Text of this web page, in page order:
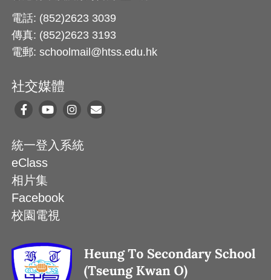
電話: (852)2623 3039
傳真: (852)2623 3193
電郵: schoolmail@htss.edu.hk
社交媒體
統一登入系統
eClass
相片集
Facebook
校園電視